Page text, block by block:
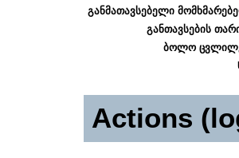
განმათავსებელი
განთავსების
ბოლო
Actions